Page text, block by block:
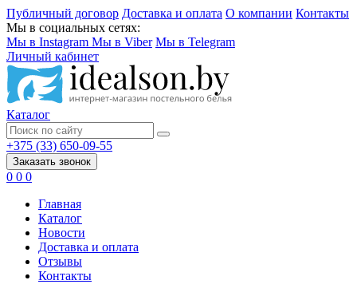
Публичный договор Доставка и оплата О компании Контакты
Мы в социальных сетях:
Мы в Instagram Мы в Viber Мы в Telegram
Личный кабинет
Каталог
+375 (33) 650-09-55
Заказать звонок
0 0 0
Главная
Каталог
Новости
Доставка и оплата
Отзывы
Контакты